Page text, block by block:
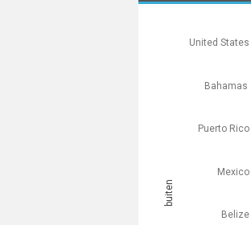
United States
Bahamas
Puerto Rico
Mexico
Belize
buiten